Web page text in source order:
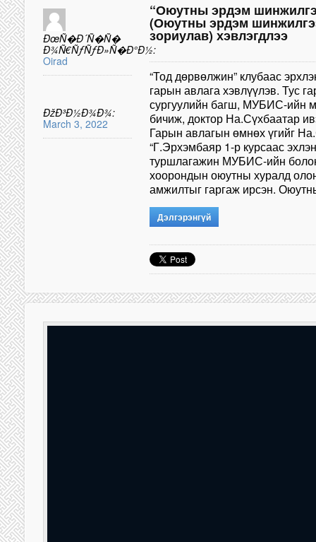
ÐœÑ�Ð´Ñ�Ñ�
Ð¾Ñ€ÑƒÑƒÐ»Ñ�Ð°Ð½:
Oirad
ÐžÐ³Ð½Ð¾Ð¾:
March 3, 2022
“Оюутны эрдэм
(Оюутны эрдэм
зориулав) хэвлэгдлээ
“Тод дөрвөлжин” клубаас
гарын авлага хэвлүүлэв. Тус
сургуулийн багш, МУБИС-ийн
бичиж, доктор На.Сүхбаатар
Гарын авлагын өмнөх үгийг
“Г.Эрхэмбаяр 1-р курсаас
туршлагажин МУБИС-ийн
хоорондын оюутны хуралд
амжилтыг гаргаж ирсэн.
Дэлгэрэнгүй